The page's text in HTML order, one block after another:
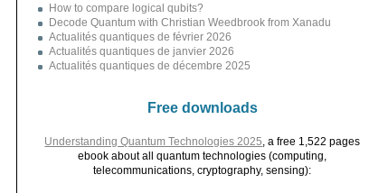
How to compare logical qubits?
Decode Quantum with Christian Weedbrook from Xanadu
Actualités quantiques de février 2026
Actualités quantiques de janvier 2026
Actualités quantiques de décembre 2025
Free downloads
Understanding Quantum Technologies 2025 , a free 1,522 pages
ebook about all quantum technologies (computing,
telecommunications, cryptography, sensing):